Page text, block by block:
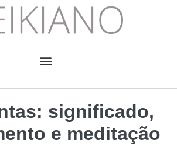
significado,
e meditação